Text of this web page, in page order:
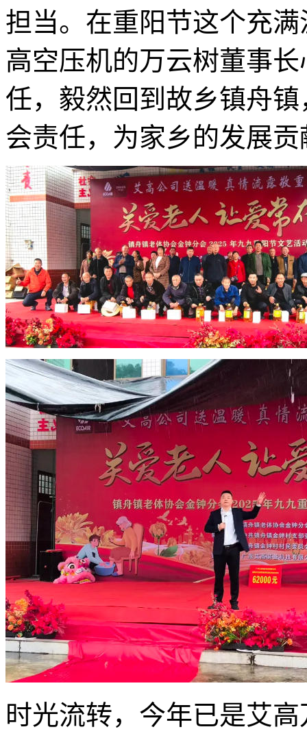
担当。在重阳节这个充
高空压机的万云树董事
任，毅然回到故乡镇舟
会责任，为家乡的发展
时光流转，今年已是艾